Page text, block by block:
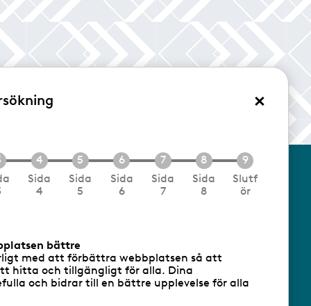
Logga in
utgivare: Sofia Wahlgren
×
Sida
4
Sida
5
Sida
6
Sida
7
Sida
8
Slutf
ör
bättre
med att förbättra webbplatsen så att
hitta och tillgängligt för alla. Dina
och bidrar till en bättre upplevelse för alla